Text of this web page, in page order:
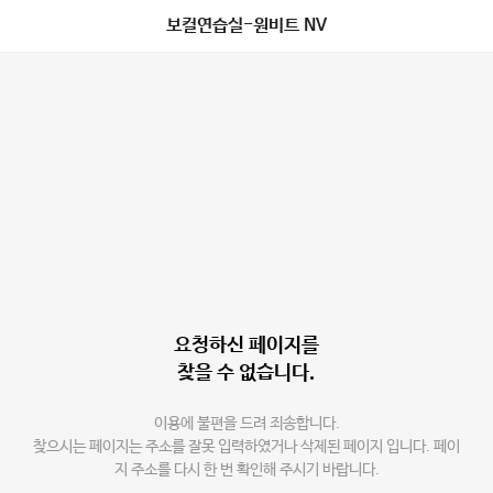
보컬연습실-원비트 NV
요청하신 페이지를
찾을 수 없습니다.
이용에 불편을 드려 죄송합니다.
찾으시는 페이지는 주소를 잘못 입력하였거나 삭제된 페이지 입니다. 페이
지 주소를 다시 한 번 확인해 주시기 바랍니다.